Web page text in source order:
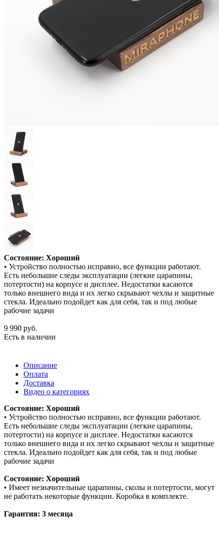
Состояние: Хороший
• Устройство полностью исправно, все функции работают.
Есть небольшие следы эксплуатации (легкие царапины,
потертости) на корпусе и дисплее. Недостатки касаются
только внешнего вида и их легко скрывают чехлы и защитные
стекла. Идеально подойдет как для себя, так и под любые
рабочие задачи
9 990 руб.
Есть в наличии
Описание
Оплата
Доставка
Видео о категориях
Состояние: Хороший
• Устройство полностью исправно, все функции работают.
Есть небольшие следы эксплуатации (легкие царапины,
потертости) на корпусе и дисплее. Недостатки касаются
только внешнего вида и их легко скрывают чехлы и защитные
стекла. Идеально подойдет как для себя, так и под любые
рабочие задачи
Состояние: Хороший
• Имеет незначительные царапины, сколы и потертости, могут
не работать некоторые функции. Коробка в комплекте.
Гарантия: 3 месяца